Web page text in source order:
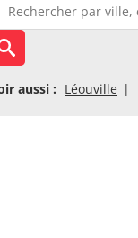
aussi : Léouville